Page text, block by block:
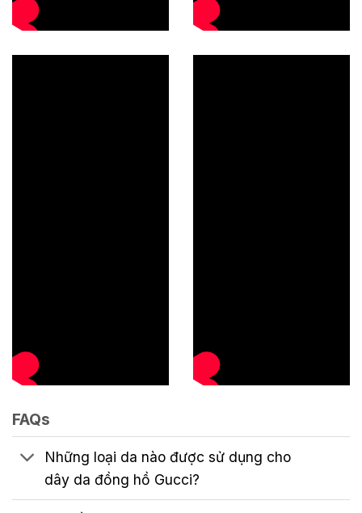
FAQs
Những loại da nào được sử dụng cho
dây da đồng hồ Gucci?